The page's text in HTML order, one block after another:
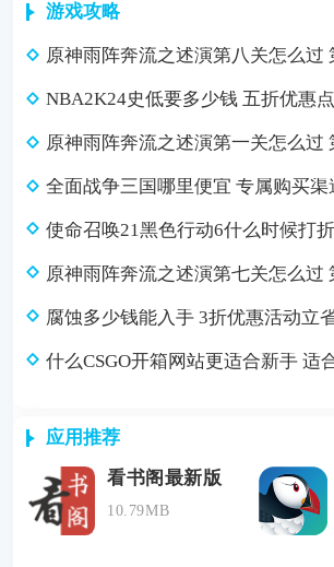
游戏攻略
原神雨阵奔流之述演第八关怎么过 第八关更多火力更
NBA2K24史低要多少钱 五折优惠
原神雨阵奔流之述演第一关怎么过 第一关阵线的
全面战争三国哪里便宜 专属购买渠道购
使命召唤21黑色行动6什么时候打折 steam正版游戏低
原神雨阵奔流之述演第七关怎么过 第七关大
腐蚀多少钱能入手 3折优惠活动立
什么CSGO开箱网站更适合新手 适合新手的
应用推荐
看书阁最新版
10.79MB